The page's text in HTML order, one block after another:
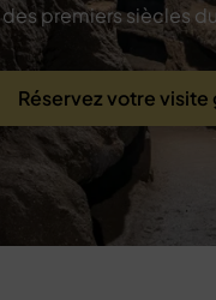
premiers siècles
Réservez votre visite